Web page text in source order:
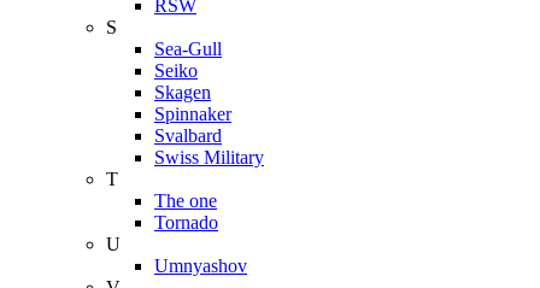
RSW
S
Sea-Gull
Seiko
Skagen
Spinnaker
Svalbard
Swiss Military
T
The one
Tornado
U
Umnyashov